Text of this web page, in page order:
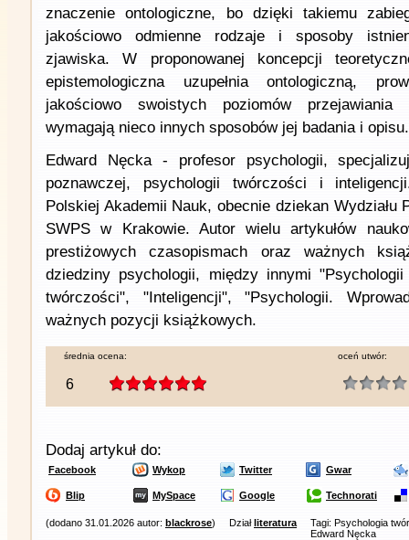
znaczenie ontologiczne, bo dzięki takiemu
jakościowo odmienne rodzaje i sposoby
zjawiska. W proponowanej koncepcji
epistemologiczna uzupełnia ontologiczną,
jakościowo swoistych poziomów
wymagają nieco innych sposobów jej badania i opisu.
Edward Nęcka - profesor psychologii,
poznawczej, psychologii twórczości i
Polskiej Akademii Nauk, obecnie dziekan Wydziału
SWPS w Krakowie. Autor wielu artykułów
prestiżowych czasopismach oraz ważnych
dziedziny psychologii, między innymi "Psychologii
twórczości", "Inteligencji", "Psychologii.
ważnych pozycji książkowych.
średnia ocena:
6
oceń utwór:
Dodaj artykuł do:
Facebook Wykop Twitter Gwar
Blip MySpace Google Technorati
(dodano 31.01.2026 autor: blackrose) Działliteratura
Tagi: Psychologia
Edward Nęcka